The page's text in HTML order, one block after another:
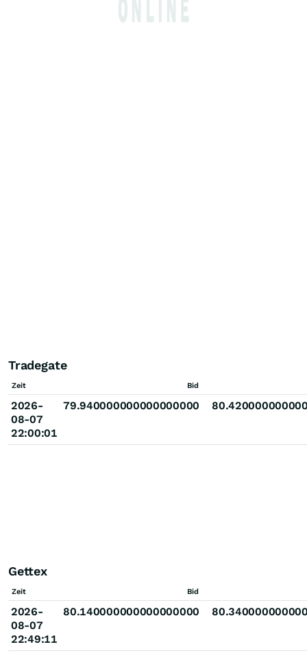
Tradegate
Zeit Bid
2026-
08-07
22:00:01
79.940000000000000000
Gettex
Zeit Bid
2026-
08-07
22:49:11
80.140000000000000000